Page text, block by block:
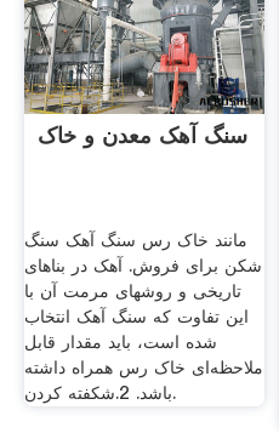
سنگ آهک معدن و خاک
مانند خاک رس سنگ آهک سنگ
شکن برای فروش. آهک در بناهای
تاریخی و روشهای مرمت آن با
این تفاوت که سنگ آهک انتخاب
شده است، باید مقدار قابل
ملاحظه‌ای خاک رس همراه داشته
باشد. 2.شکفته کردن.